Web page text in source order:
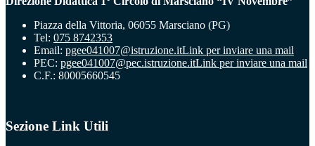
Piazza della Vittoria, 06055 Marsciano (PG)
Tel: 075 8742353
Email: pgee041007@istruzione.itLink per inviare una mail
PEC: pgee041007@pec.istruzione.itLink per inviare una mail
C.F.: 80005660545
Sezione Link Utili